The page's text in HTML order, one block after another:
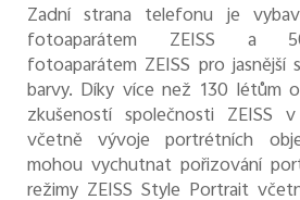
Zadní strana telefonu je
fotoaparátem ZEISS a
fotoaparátem ZEISS pro jasnější
barvy. Díky více než 130 létům
zkušeností společnosti ZEISS
včetně vývoje portrétních
mohou vychutnat pořizování
režimy ZEISS Style Portrait